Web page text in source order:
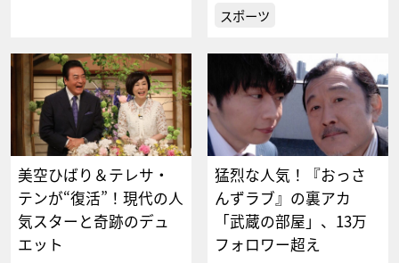
スポーツ
美空ひばり＆テレサ・
テンが“復活”！現代の人
気スターと奇跡のデュ
エット
猛烈な人気！『おっさ
んずラブ』の裏アカ
「武蔵の部屋」、13万
フォロワー超え